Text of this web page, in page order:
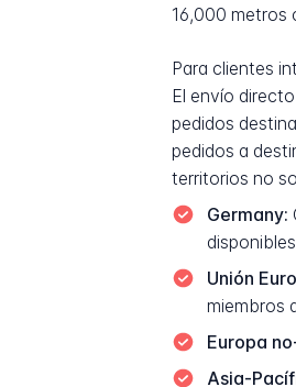
16,000 metros
Para clientes
El envío
pedidos
pedidos a
territorios no
Germany:
disponibles
Unión
miembros
Europa
Asia-